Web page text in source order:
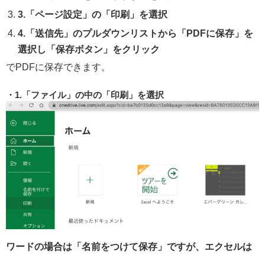
3.「ページ設定」の「印刷」を選択
4.「送信先」のプルダウンリストから「PDFに保存」を
選択し「保存ボタン」をクリック
でPDFに保存できます。
1.「ファイル」の中の「印刷」を選択
ワードの場合は「名前をつけて保存」ですが、エクセルは